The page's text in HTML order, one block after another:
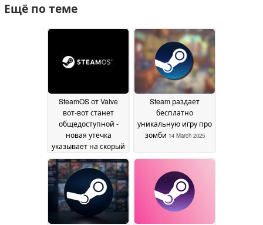
Ещё по теме
SteamOS от Valve
вот-вот станет
общедоступной -
новая утечка
указывает на скорый
релиз15 March 2025
Steam раздает
бесплатно
уникальную игру про
зомби 14 March 2025